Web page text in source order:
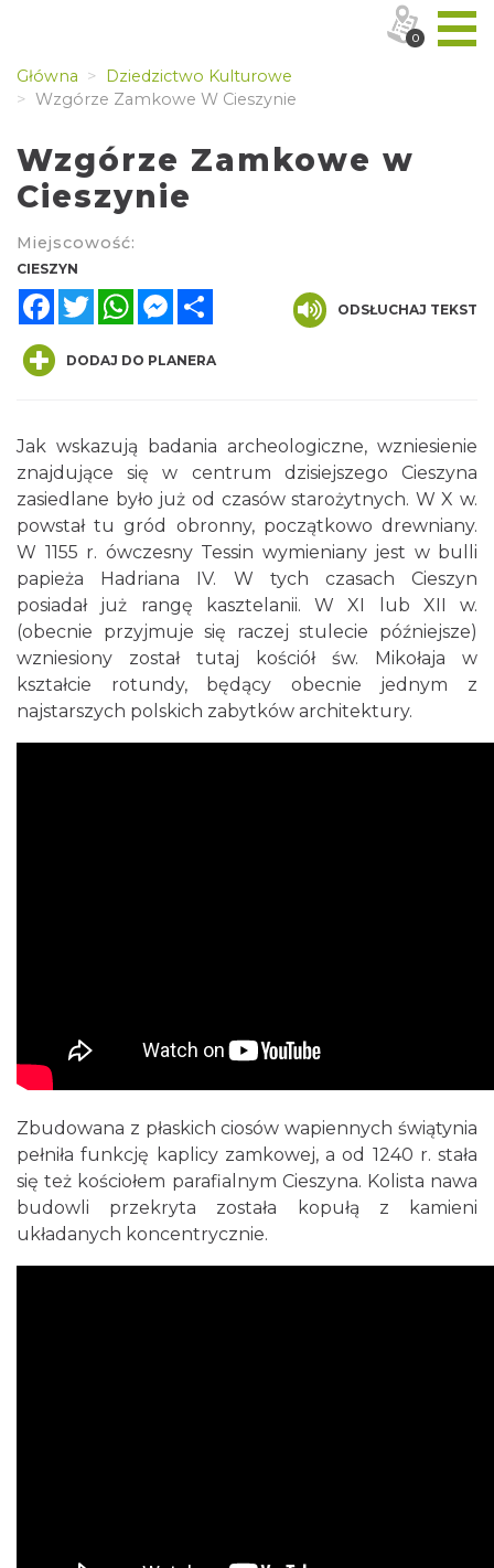
Główna
Dziedzictwo Kulturowe
Wzgórze Zamkowe W Cieszynie
Wzgórze Zamkowe w
Cieszynie
Miejscowość:
CIESZYN
FacebookTwitterWhatsAppMessenger
ODSŁUCHAJ TEKST
DODAJ DO PLANERA
Jak wskazują badania archeologiczne, wzniesienie
znajdujące się w centrum dzisiejszego Cieszyna
zasiedlane było już od czasów starożytnych. W X w.
powstał tu gród obronny, początkowo drewniany.
W 1155 r. ówczesny Tessin wymieniany jest w bulli
papieża Hadriana IV. W tych czasach Cieszyn
posiadał już rangę kasztelanii. W XI lub XII w.
(obecnie przyjmuje się raczej stulecie późniejsze)
wzniesiony został tutaj kościół św. Mikołaja w
kształcie rotundy, będący obecnie jednym z
najstarszych polskich zabytków architektury.
Zbudowana z płaskich ciosów wapiennych świątynia
pełniła funkcję kaplicy zamkowej, a od 1240 r. stała
się też kościołem parafialnym Cieszyna. Kolista nawa
budowli przekryta została kopułą z kamieni
układanych koncentrycznie.
0